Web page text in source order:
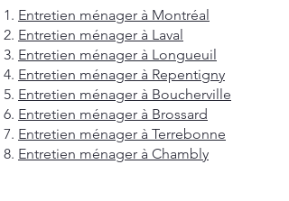
Entretien ménager à Montréal
Entretien ménager à Laval
Entretien ménager à Longueuil
Entretien ménager à Repentigny
Entretien ménager à Boucherville
Entretien ménager à Brossard
Entretien ménager à Terrebonne
Entretien ménager à Chambly